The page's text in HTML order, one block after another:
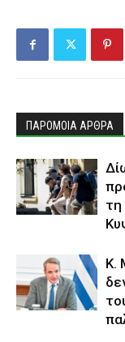
ΠΑΡΟΜΟΙΑ ΑΡΘΡΑ
τη
K.